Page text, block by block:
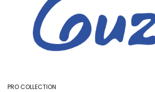
PRO COLLECTION